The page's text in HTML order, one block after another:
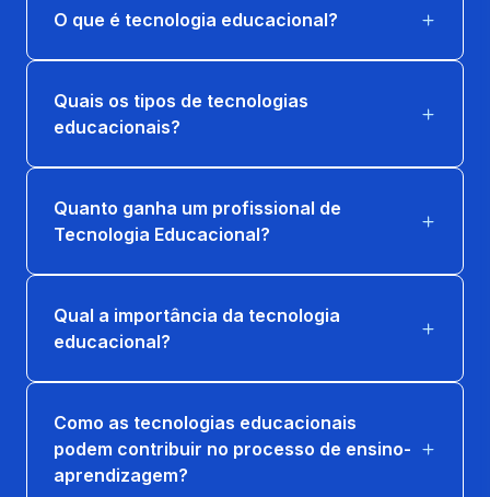
INFORMAÇÃO
MÍDIAS DIGITAIS E ARQUITETURA DA
INFORMAÇÃO
PLANEJAMENTO DE MÍDIA E REDES
SOCIAIS
AMBIENTES VIR. E DESIGN THINKING APL.
A EDUCAÇÃO
66 horas
DESENVOLVIMENTO DE JOGOS DIGITAIS
66 horas
O que é tecnologia educacional?
Quais os tipos de tecnologias
educacionais?
Quanto ganha um profissional de
Tecnologia Educacional?
Qual a importância da tecnologia
educacional?
Como as tecnologias educacionais
podem contribuir no processo de ensino-
aprendizagem?